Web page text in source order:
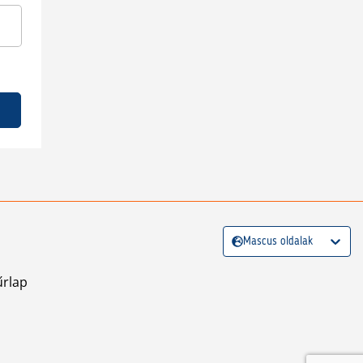
Mascus oldalak